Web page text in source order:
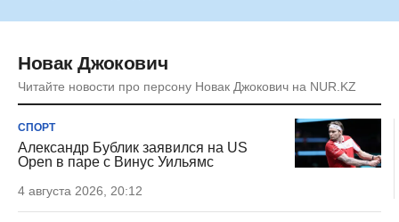
Новак Джокович
Читайте новости про персону Новак Джокович на NUR.KZ
СПОРТ
Александр Бублик заявился на US
Open в паре с Винус Уильямс
4 августа 2026, 20:12